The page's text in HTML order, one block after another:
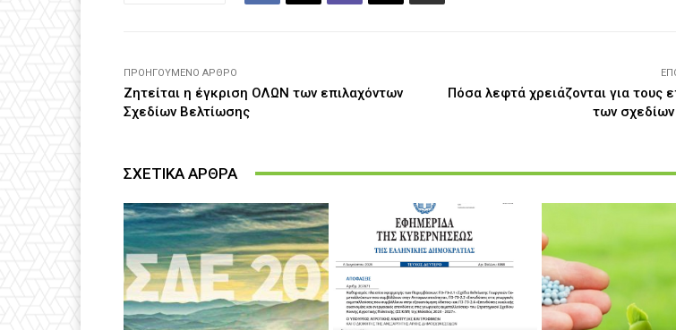
ΠΡΟΗΓΟΎΜΕΝΟ ΆΡΘΡΟ
Ζητείται η έγκριση ΟΛΩΝ των επιλαχόντων
Σχεδίων Βελτίωσης
Πόσα λεφτά χρειάζονται για τους
των
ΣΧΕΤΙΚΑ ΑΡΘΡΑ